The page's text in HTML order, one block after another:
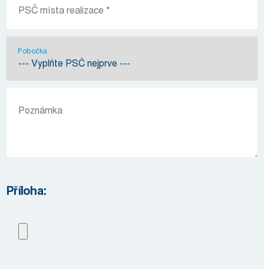
Pobočka
Příloha: